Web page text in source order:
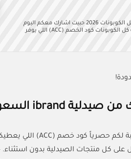
كود خصم صيدلية اي براند احصل على توفير فوري مع كوبونات كل الكوبونات 2026 حبيت اشارك معكم اليوم
تجربتي الشخصية مع أقوى كود خصم صيدلية اي براند من منصة كل الكوبونات كود الخصم (ACC) اللي يوفر
كل منتجات الصيدلية بدون